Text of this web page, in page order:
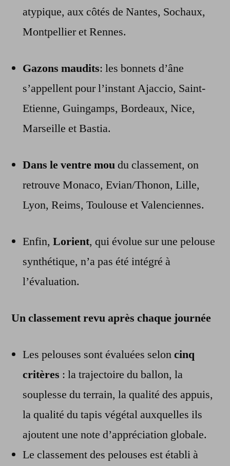
atypique, aux côtés de Nantes, Sochaux,
Montpellier et Rennes.
Gazons maudits: les bonnets d’âne
s’appellent pour l’instant Ajaccio, Saint-
Etienne, Guingamps, Bordeaux, Nice,
Marseille et Bastia.
Dans le ventre moudu classement, on
retrouve Monaco, Evian/Thonon, Lille,
Lyon, Reims, Toulouse et Valenciennes.
Enfin, Lorient, qui évolue sur une pelouse
synthétique, n’a pas été intégré à
l’évaluation.
Un classement revu après chaque journée
Les pelouses sont évaluées seloncinq
critères : la trajectoire du ballon, la
souplesse du terrain, la qualité des appuis,
la qualité du tapis végétal auxquelles ils
ajoutent une note d’appréciation globale.
Le classement des pelouses est établi à